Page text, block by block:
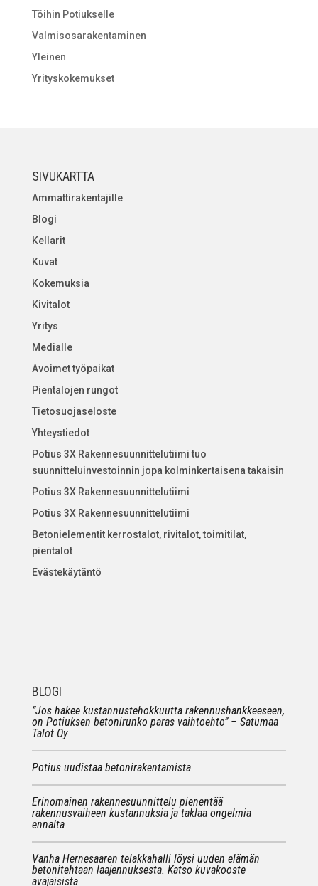
Töihin Potiukselle
Valmisosarakentaminen
Yleinen
Yrityskokemukset
SIVUKARTTA
Ammattirakentajille
Blogi
Kellarit
Kuvat
Kokemuksia
Kivitalot
Yritys
Medialle
Avoimet työpaikat
Pientalojen rungot
Tietosuojaseloste
Yhteystiedot
Potius 3X Rakennesuunnittelutiimi tuo
suunnitteluinvestoinnin jopa kolminkertaisena takaisin
Potius 3X Rakennesuunnittelutiimi
Potius 3X Rakennesuunnittelutiimi
Betonielementit kerrostalot, rivitalot, toimitilat,
pientalot
Evästekäytäntö
BLOGI
”Jos hakee kustannustehokkuutta rakennushankkeeseen,
on Potiuksen betonirunko paras vaihtoehto” – Satumaa
Talot Oy
Potius uudistaa betonirakentamista
Erinomainen rakennesuunnittelu pienentää
rakennusvaiheen kustannuksia ja taklaa ongelmia
ennalta
Vanha Hernesaaren telakkahalli löysi uuden elämän
betonitehtaan laajennuksesta. Katso kuvakooste
avajaisista